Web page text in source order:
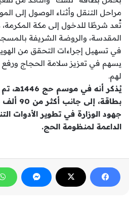
مراحل التنقل وأثناء الوصول إلى
تُعد شرطًا للدخول إلى مكة المكرمة،
المقدسة، والروضة الشريفة
في تسهيل إجراءات التحقق من
يسهم في تعزيز سلامة الحجاج ورفع
لهم.
بطاقة،
جهود الوزارة في تطوير الأدوات
الداعمة لمنظومة الحج.